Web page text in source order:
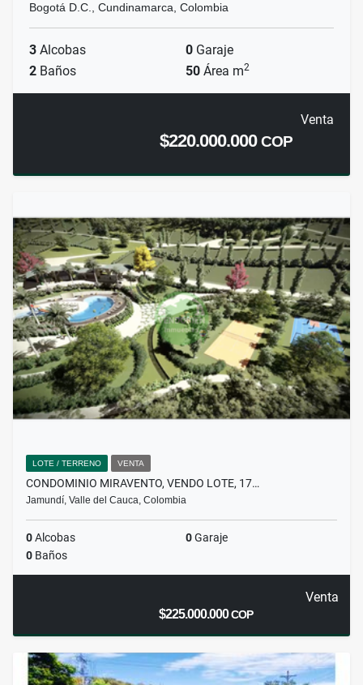
Bogotá D.C., Cundinamarca, Colombia
3 Alcobas 0 Garaje
2 Baños 50 Área m2
Venta
$220.000.000COP
LOTE / TERRENO VENTA
CONDOMINIO MIRAVENTO, VENDO LOTE, 17…
Jamundí, Valle del Cauca, Colombia
0Alcobas 0Garaje
0 Baños
Venta
$225.000.000COP